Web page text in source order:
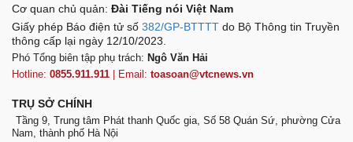
Cơ quan chủ quản: Đài Tiếng nói Việt Nam
Giấy phép Báo điện tử số 382/GP-BTTTT do Bộ Thông tin Truyền
thông cấp lại ngày 12/10/2023.
Phó Tổng biên tập phụ trách: Ngô Văn Hải
Hotline: 0855.911.911 | Email: toasoan@vtcnews.vn
TRỤ SỞ CHÍNH
Tầng 9, Trung tâm Phát thanh Quốc gia, Số 58 Quán Sứ, phường Cửa
Nam, thành phố Hà Nội